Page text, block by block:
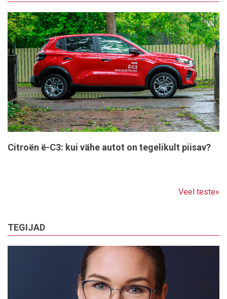
Citroën ë-C3: kui vähe autot on tegelikult piisav?
Veel teste»
TEGIJAD